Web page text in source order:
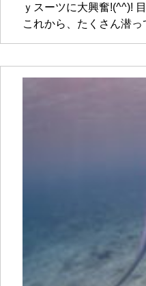
ｙスーツに大興奮!(^^)!
これから、たくさん潜っ